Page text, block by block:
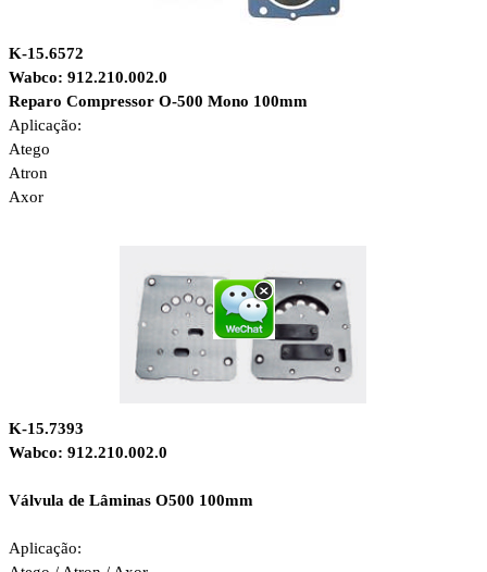
K-15.6572
Wabco: 912.210.002.0
Reparo Compressor O-500 Mono 100mm
Aplicação:
Atego
Atron
Axor
K-15.7393
Wabco: 912.210.002.0
Válvula de Lâminas O500 100mm
Aplicação: